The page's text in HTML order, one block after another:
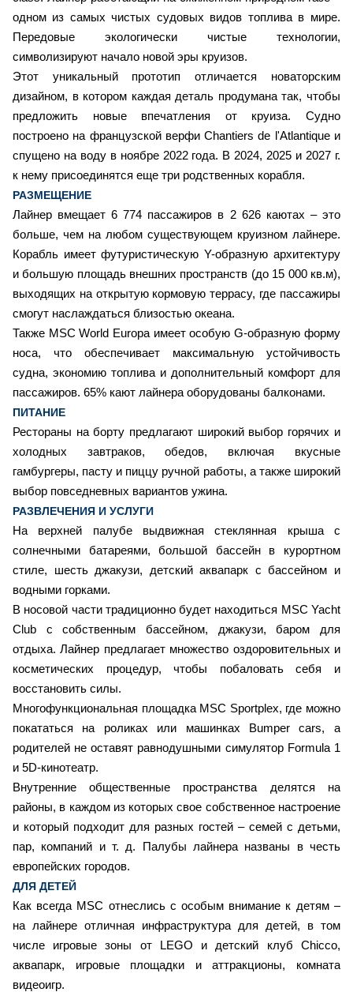
одном из самых чистых судовых видов топлива в мире.
Передовые экологически чистые технологии,
символизируют начало новой эры круизов.
Этот уникальный прототип отличается новаторским
дизайном, в котором каждая деталь продумана так, чтобы
предложить новые впечатления от круиза. Судно
построено на французской верфи Chantiers de l'Atlantique и
спущено на воду в ноябре 2022 года. В 2024, 2025 и 2027 г.
к нему присоединятся еще три родственных корабля.
РАЗМЕЩЕНИЕ
Лайнер вмещает 6 774 пассажиров в 2 626 каютах – это
больше, чем на любом существующем круизном лайнере.
Корабль имеет футуристическую Y-образную архитектуру
и большую площадь внешних пространств (до 15 000 кв.м),
выходящих на открытую кормовую террасу, где пассажиры
смогут наслаждаться близостью океана.
Также MSC World Europa имеет особую G-образную форму
носа, что обеспечивает максимальную устойчивость
судна, экономию топлива и дополнительный комфорт для
пассажиров. 65% кают лайнера оборудованы балконами.
ПИТАНИЕ
Рестораны на борту предлагают широкий выбор горячих и
холодных завтраков, обедов, включая вкусные
гамбургеры, пасту и пиццу ручной работы, а также широкий
выбор повседневных вариантов ужина.
РАЗВЛЕЧЕНИЯ И УСЛУГИ
На верхней палубе выдвижная стеклянная крыша с
солнечными батареями, большой бассейн в курортном
стиле, шесть джакузи, детский аквапарк с бассейном и
водными горками.
В носовой части традиционно будет находиться MSC Yacht
Club с собственным бассейном, джакузи, баром для
отдыха. Лайнер предлагает множество оздоровительных и
косметических процедур, чтобы побаловать себя и
восстановить силы.
Многофункциональная площадка MSC Sportplex, где можно
покататься на роликах или машинках Bumper cars, а
родителей не оставят равнодушными симулятор Formula 1
и 5D-кинотеатр.
Внутренние общественные пространства делятся на
районы, в каждом из которых свое собственное настроение
и который подходит для разных гостей – семей с детьми,
пар, компаний и т. д. Палубы лайнера названы в честь
европейских городов.
ДЛЯ ДЕТЕЙ
Как всегда MSC отнеслись с особым внимание к детям –
на лайнере отличная инфраструктура для детей, в том
числе игровые зоны от LEGO и детский клуб Chicco,
аквапарк, игровые площадки и аттракционы, комната
видеоигр.